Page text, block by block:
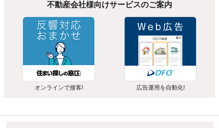
不動産会社様向けサービスのご案内
オンラインで接客! 広告運用を自動化!